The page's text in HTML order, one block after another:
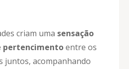
criam uma sensação
pertencimentoentre os
juntos, acompanhando